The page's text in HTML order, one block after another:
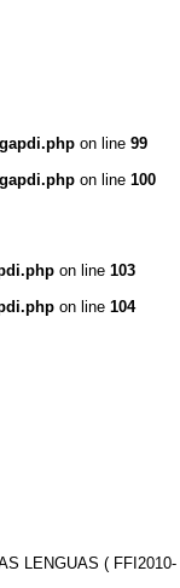
on line 99
on line 100
on line 103
on line 104
LENGUAS ( FFI2010-